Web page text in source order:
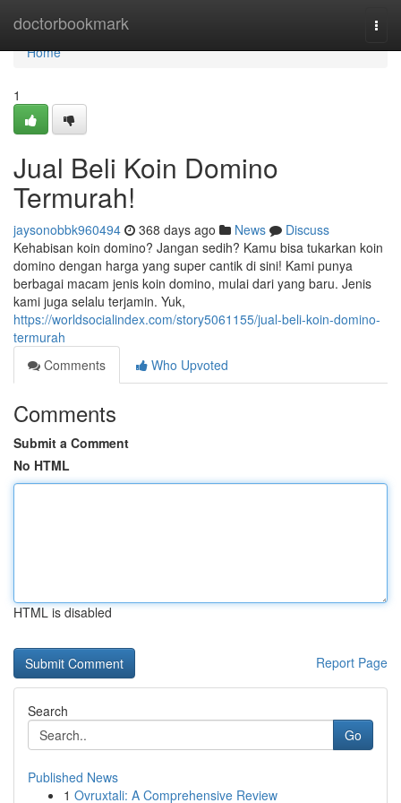
doctorbookmark
Home
Home
1
Jual Beli Koin Domino
Termurah!
jaysonobbk960494 368 days ago News
Discuss
Kehabisan koin domino? Jangan sedih? Kamu bisa tukarkan koin
domino dengan harga yang super cantik di sini! Kami punya
berbagai macam jenis koin domino, mulai dari yang baru. Jenis
kami juga selalu terjamin. Yuk,
https://worldsocialindex.com/story5061155/jual-beli-koin-domino-
termurah
Comments
Who Upvoted
Comments
Submit a Comment
No HTML
HTML is disabled
Report Page
Search
Go
Published News
1 Ovruxtali: A Comprehensive Review